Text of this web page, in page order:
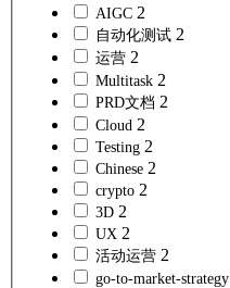
AIGC 2
自动化测试 2
运营 2
Multitask 2
PRD文档 2
Cloud 2
Testing 2
Chinese 2
crypto 2
3D 2
UX 2
活动运营 2
go-to-market-strategy